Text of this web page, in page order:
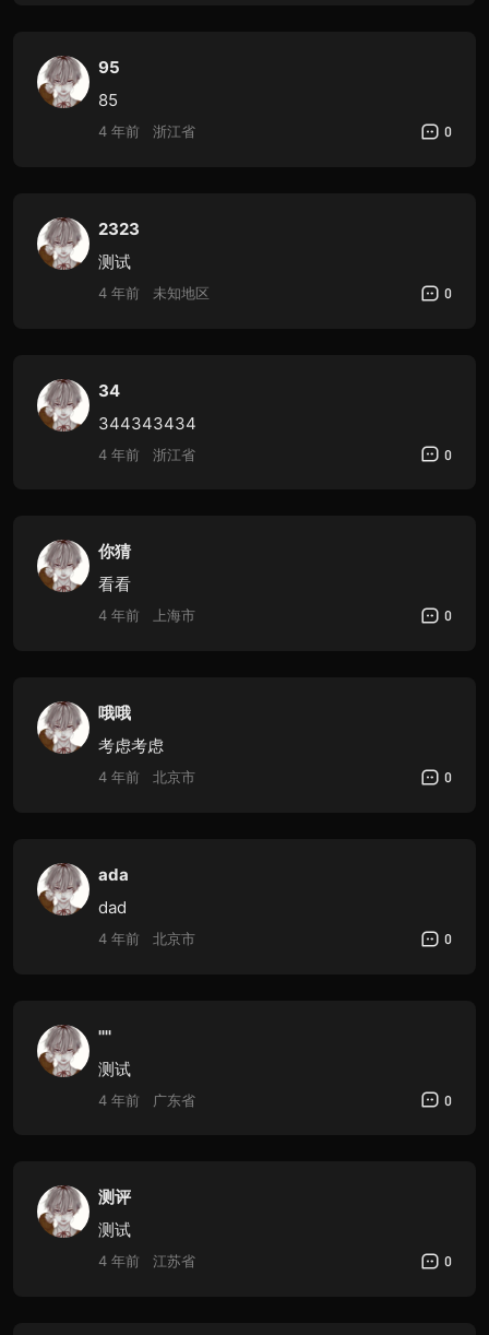
95
85
4 年前 浙江省 0
2323
测试
4 年前 未知地区 0
34
344343434
4 年前 浙江省 0
你猜
看看
4 年前 上海市 0
哦哦
考虑考虑
4 年前 北京市 0
ada
dad
4 年前 北京市 0
''''
测试
4 年前 广东省 0
测评
测试
4 年前 江苏省 0